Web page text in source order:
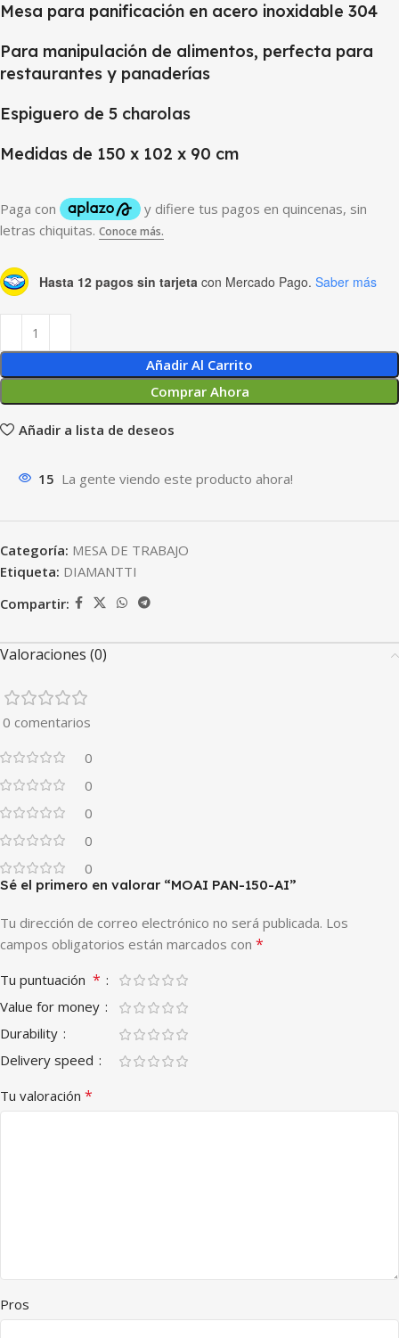
Mesa para panificación en acero inoxidable 304
Para manipulación de alimentos, perfecta para
restaurantes y panaderías
Espiguero de 5 charolas
Medidas de 150 x 102 x 90 cm
Hasta 12 pagos sin tarjeta con Mercado Pago. Saber más
Añadir Al Carrito
Comprar Ahora
Añadir a lista de deseos
15 La gente viendo este producto ahora!
Categoría: MESA DE TRABAJO
Etiqueta: DIAMANTTI
Compartir:
Valoraciones (0)
0 comentarios
0
0
0
0
0
Sé el primero en valorar “MOAI PAN-150-AI”
Tu dirección de correo electrónico no será publicada. Los
campos obligatorios están marcados con *
Tu puntuación *
Value for money
Durability
Delivery speed
Tu valoración *
Pros